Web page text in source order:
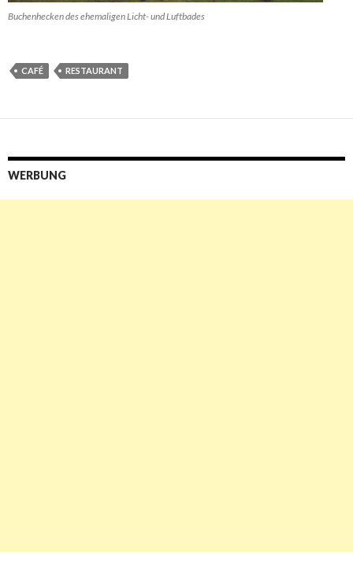
Buchenhecken des ehemaligen Licht- und Luftbades
CAFÉ RESTAURANT
WERBUNG